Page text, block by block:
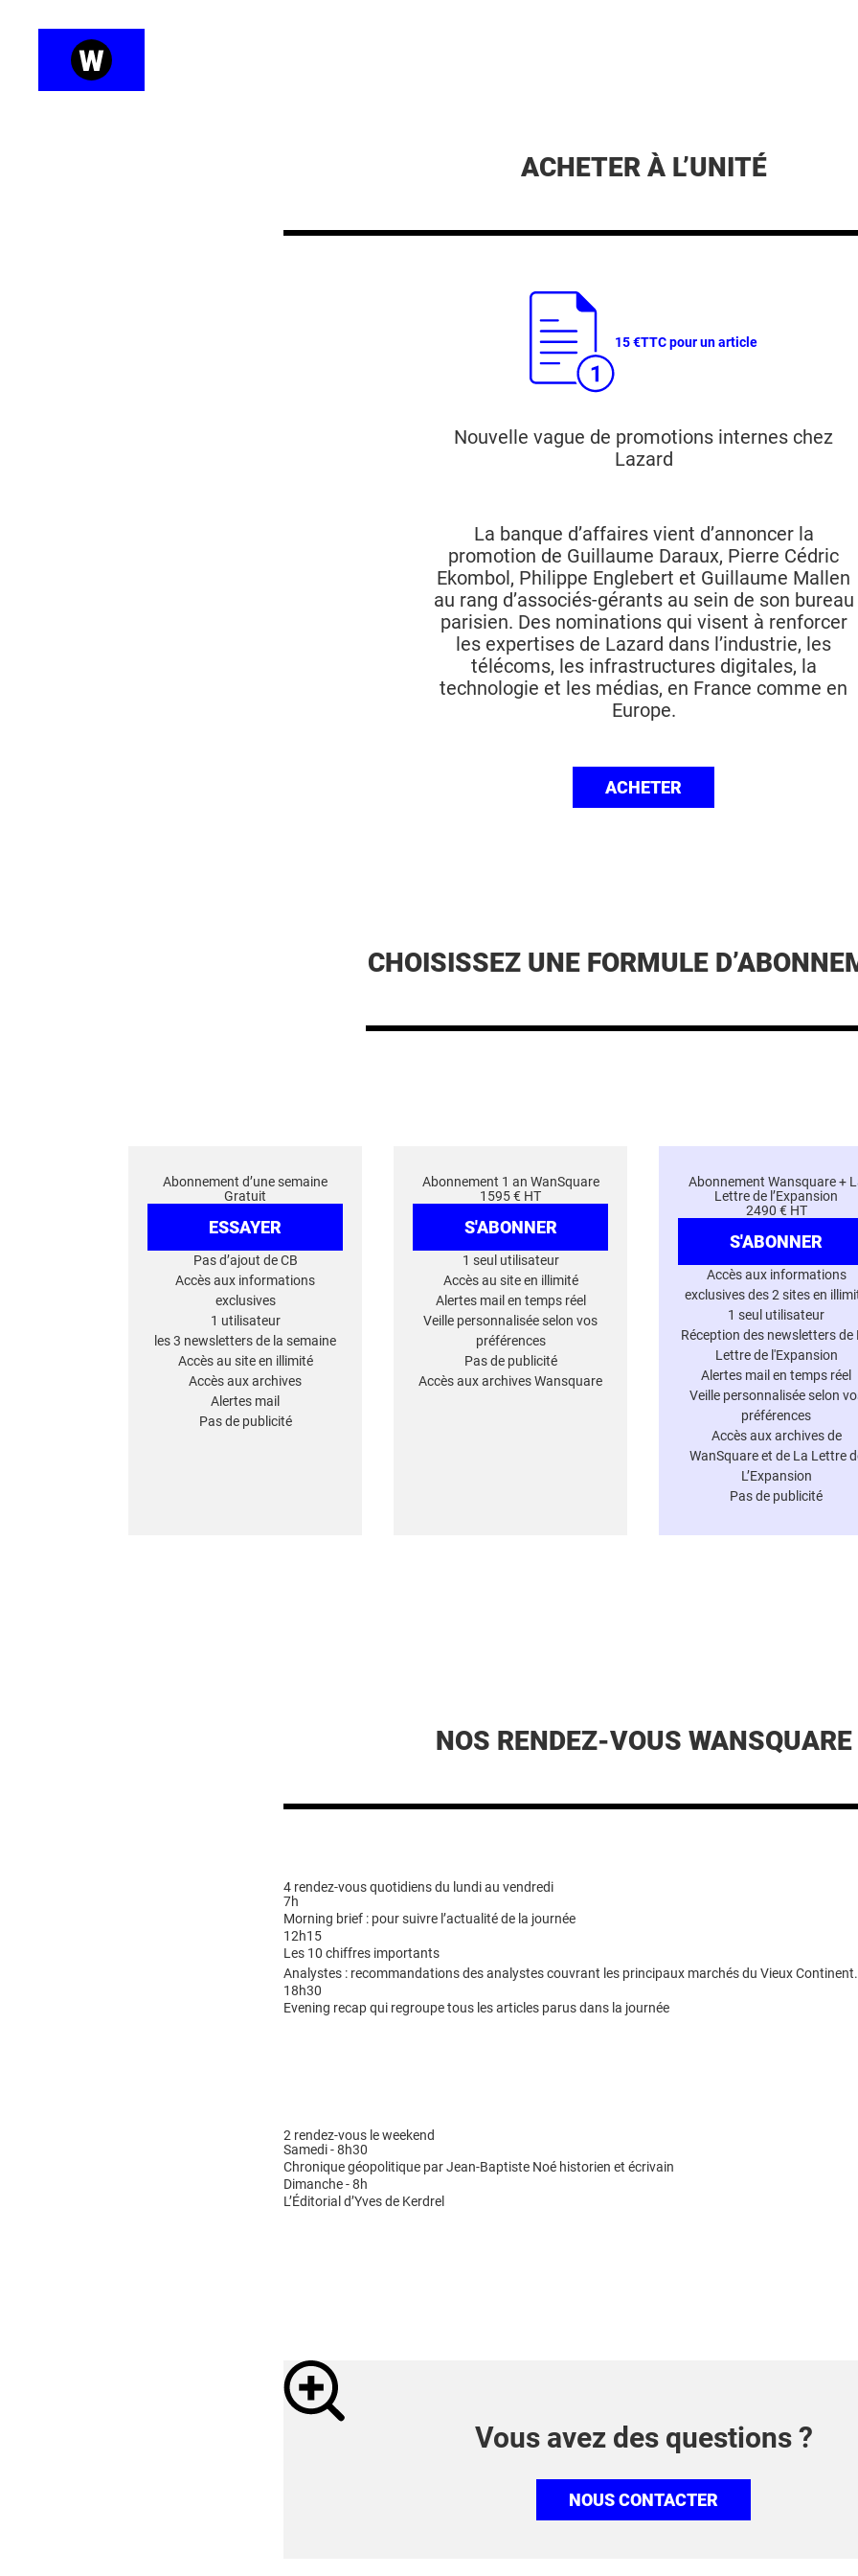
ACHETER À L’UNITÉ
15 €TTC pour un article
Nouvelle vague de promotions internes chez
Lazard
La banque d’affaires vient d’annoncer la
promotion de Guillaume Daraux, Pierre Cédric
Ekombol, Philippe Englebert et Guillaume Mallen
au rang d’associés-gérants au sein de son bureau
parisien. Des nominations qui visent à renforcer
les expertises de Lazard dans l’industrie, les
télécoms, les infrastructures digitales, la
technologie et les médias, en France comme en
Europe.
ACHETER
CHOISISSEZ UNE FORMULE
Abonnement d’une semaine
Gratuit
ESSAYER
Pas d’ajout de CB
Accès aux informations
exclusives
1 utilisateur
les 3 newsletters de la semaine
Accès au site en illimité
Accès aux archives
Alertes mail
Pas de publicité
Abonnement 1 an WanSquare
1595 € HT
S'ABONNER
1 seul utilisateur
Accès au site en illimité
Alertes mail en temps réel
Veille personnalisée selon vos
préférences
Pas de publicité
Accès aux archives Wansquare
Abonnement Wansquare +
Lettre de l’Expansion
2490 € HT
S'ABONNER
Accès aux informations
exclusives des 2 sites en
1 seul utilisateur
Réception des newsletters de
Lettre de l'Expansion
Alertes mail en temps réel
Veille personnalisée selon
préférences
Accès aux archives de
WanSquare et de La Lettre
L’Expansion
Pas de publicité
NOS RENDEZ-VOUS WANSQUARE
4 rendez-vous quotidiens du lundi au vendredi
7h
Morning brief : pour suivre l’actualité de la journée
12h15
Les 10 chiffres importants
Analystes : recommandations des analystes couvrant les principaux marchés du Vieux Continent.
18h30
Evening recap qui regroupe tous les articles parus dans la journée
2 rendez-vous le weekend
Samedi - 8h30
Chronique géopolitique par Jean-Baptiste Noé historien et écrivain
Dimanche - 8h
L’Éditorial d’Yves de Kerdrel
Vous avez des questions ?
NOUS CONTACTER